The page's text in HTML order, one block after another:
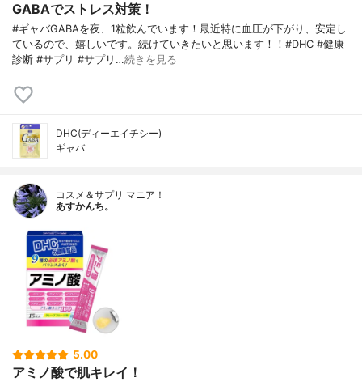
GABAでストレス対策！
#ギャバGABAを夜、1粒飲んでいます！最近特に血圧が下がり、安定し
ているので、嬉しいです。続けていきたいと思います！！#DHC #健康
診断 #サプリ #サプリ…続きを見る
DHC(ディーエイチシー)
ギャバ
コスメ＆サプリ マニア！
あすかんち。
5.00
アミノ酸で肌キレイ！